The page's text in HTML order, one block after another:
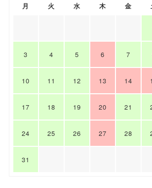
月 火 水 木 金
3 4 5 6 7
10 11 12 13 14
17 18 19 20 21
24 25 26 27 28
31